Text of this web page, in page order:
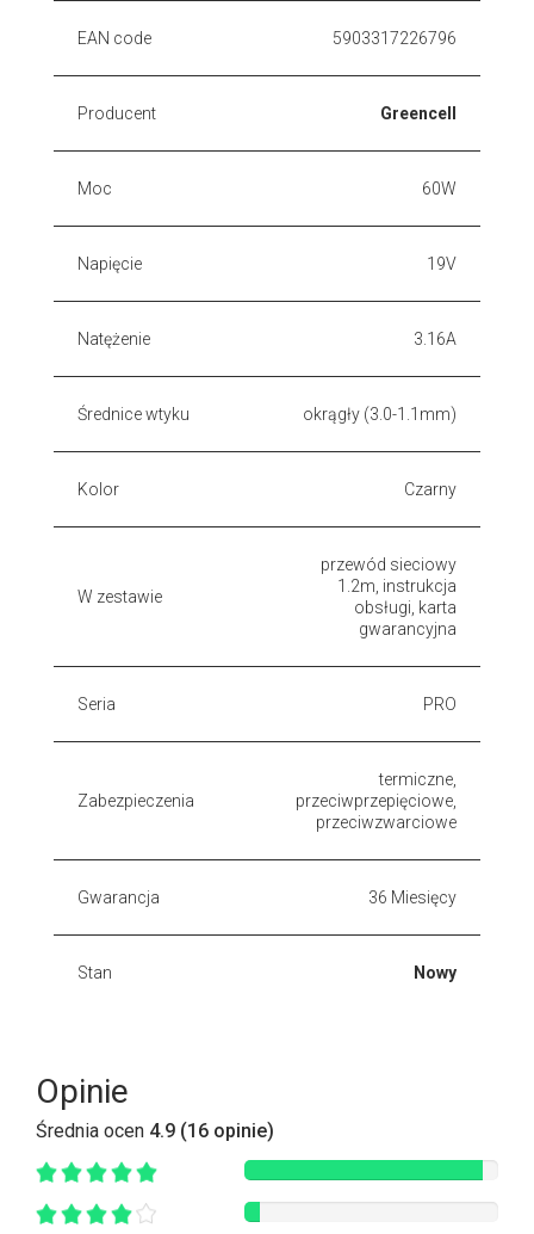
EAN code 5903317226796
Producent Greencell
Moc 60W
Napięcie 19V
Natężenie 3.16A
Średnice wtyku okrągły (3.0-1.1mm)
Kolor Czarny
W zestawie
przewód sieciowy
1.2m, instrukcja
obsługi, karta
gwarancyjna
Seria PRO
Zabezpieczenia
termiczne,
przeciwprzepięciowe,
przeciwzwarciowe
Gwarancja 36 Miesięcy
Stan Nowy
Opinie
Średnia ocen 4.9 (16 opinie)